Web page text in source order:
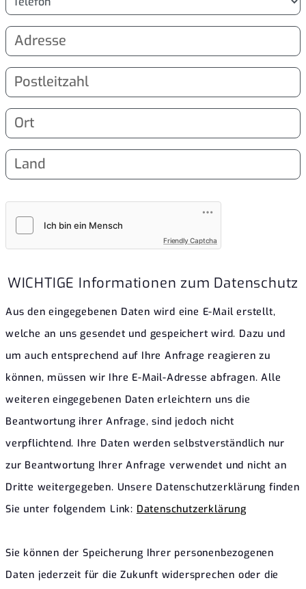
Friendly Captcha
WICHTIGE Informationen zum Datenschutz
Aus den eingegebenen Daten wird eine E-Mail erstellt,
welche an uns gesendet und gespeichert wird. Dazu und
um auch entsprechend auf Ihre Anfrage reagieren zu
können, müssen wir Ihre E-Mail-Adresse abfragen. Alle
weiteren eingegebenen Daten erleichtern uns die
Beantwortung ihrer Anfrage, sind jedoch nicht
verpflichtend. Ihre Daten werden selbstverständlich nur
zur Beantwortung Ihrer Anfrage verwendet und nicht an
Dritte weitergegeben. Unsere Datenschutzerklärung finden
Sie unter folgendem Link: Datenschutzerklärung
Sie können der Speicherung Ihrer personenbezogenen
Daten jederzeit für die Zukunft widersprechen oder die